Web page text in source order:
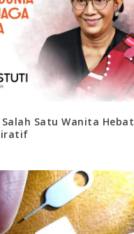
Satu Wanita Hebat